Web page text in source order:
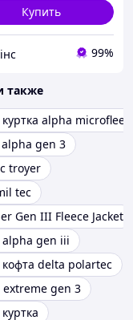
Купить
99%
также
alpha
gen 3
troyer
tec
Gen III Fleece Jacket
alpha gen iii
delta polartec
extreme gen 3